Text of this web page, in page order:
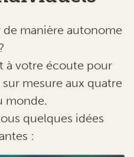
de manière autonome
?
à votre écoute pour
mesure aux quatre
monde.
quelques idées
: